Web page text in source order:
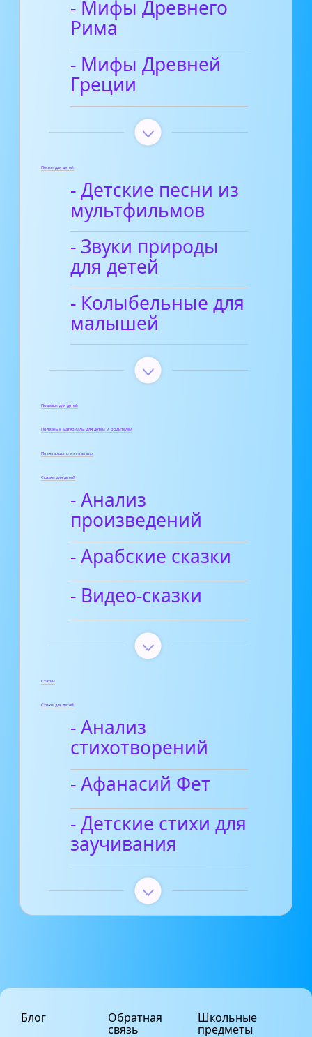
- Мифы Древнего
Рима
- Мифы Древней
Греции
Песни для детей
- Детские песни из
мультфильмов
- Звуки природы
для детей
- Колыбельные для
малышей
Поделки для детей
Полезные материалы для детей и родителей
Пословицы и поговорки
Сказки для детей
- Анализ
произведений
- Арабские сказки
- Видео-сказки
Статьи
Стихи для детей
- Анализ
стихотворений
- Афанасий Фет
- Детские стихи для
заучивания
Блог Обратная
связь
Школьные
предметы